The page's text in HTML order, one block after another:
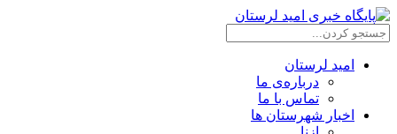
امید لرستان
درباره‌ی ما
تماس با ما
اخبار شهرستان ها